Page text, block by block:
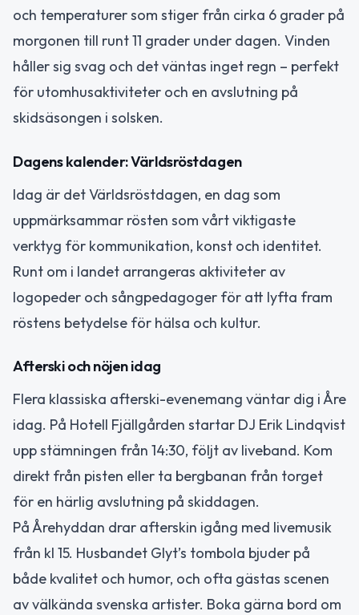
och temperaturer som stiger från cirka 6 grader på
morgonen till runt 11 grader under dagen. Vinden
håller sig svag och det väntas inget regn – perfekt
för utomhusaktiviteter och en avslutning på
skidsäsongen i solsken.
Dagens kalender: Världsröstdagen
Idag är det Världsröstdagen, en dag som
uppmärksammar rösten som vårt viktigaste
verktyg för kommunikation, konst och identitet.
Runt om i landet arrangeras aktiviteter av
logopeder och sångpedagoger för att lyfta fram
röstens betydelse för hälsa och kultur.
Afterski och nöjen idag
Flera klassiska afterski-evenemang väntar dig i Åre
idag. På Hotell Fjällgården startar DJ Erik Lindqvist
upp stämningen från 14:30, följt av liveband. Kom
direkt från pisten eller ta bergbanan från torget
för en härlig avslutning på skiddagen.
På Årehyddan drar afterskin igång med livemusik
från kl 15. Husbandet Glyt’s tombola bjuder på
både kvalitet och humor, och ofta gästas scenen
av välkända svenska artister. Boka gärna bord om